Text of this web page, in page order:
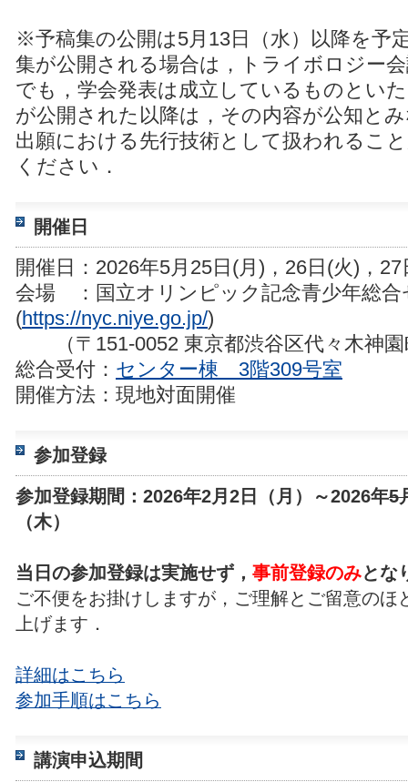
※予稿集の公開は5月13日（水）以降を予
集が公開される場合は，トライボロジー
でも，学会発表は成立しているものとい
が公開された以降は，その内容が公知と
出願における先行技術として扱われるこ
ください．
開催日
開催日：2026年5月25日(月)，26日(火)，27
会場 ：国立オリンピック記念青少年総合
(https://nyc.niye.go.jp/)
（〒151-0052 東京都渋谷区代々木神園
総合受付： センター棟 3階309号室
開催方法：現地対面開催
参加登録
参加登録期間：2026年2月2日（月）～2026年5
（木）
当日の参加登録は実施せず， 事前登録のみとな
ご不便をお掛けしますが，ご理解とご留意のほ
上げます．
詳細はこちら
参加手順はこちら
講演申込期間